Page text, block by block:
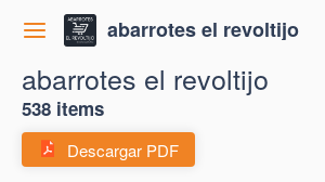
abarrotes el revoltijo
abarrotes el revoltijo
538 items
Descargar PDF